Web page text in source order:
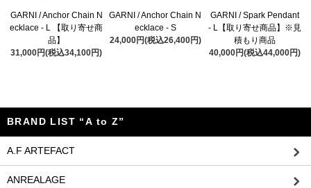
GARNI / Anchor Chain N
ecklace - L 【取り寄せ商
品】
31,000円(税込34,100円)
GARNI / Anchor Chain N
ecklace - S
24,000円(税込26,400円)
GARNI / Spark Pendant
- L【取り寄せ商品】※見
積もり商品
40,000円(税込44,000円)
BRAND LIST “A to Z”
A.F ARTEFACT
ANREALAGE